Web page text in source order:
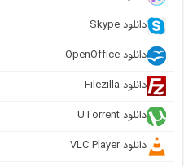
دانلود Skype
دانلود OpenOffice
دانلود Filezilla
دانلود UTorrent
دانلود VLC Player